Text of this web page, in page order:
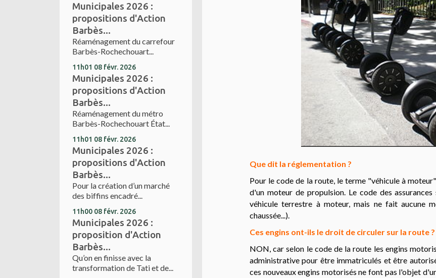
Municipales 2026 :
propositions d'Action
Barbès...
Réaménagement du carrefour
Barbès-Rochechouart...
11h01 08 févr. 2026
Municipales 2026 :
propositions d'Action
Barbès...
Réaménagement du métro
Barbès-Rochechouart État...
11h01 08 févr. 2026
Municipales 2026 :
propositions d'Action
Barbès...
Pour la création d’un marché
des biffins encadré...
11h00 08 févr. 2026
Municipales 2026 :
proposition d'Action
Barbès...
Qu’on en finisse avec la
transformation de Tati et de...
Que dit la réglementation ?
Pour le code de la route, le terme "véhicule à
d'un moteur de propulsion. Le code des
véhicule terrestre à moteur, mais ne fait aucune
chaussée...).
Ces engins ont-ils le droit de circuler sur la route ?
NON, car selon le code de la route les engins
administrative pour être immatriculés et être
ces nouveaux engins motorisés ne font pas l'objet